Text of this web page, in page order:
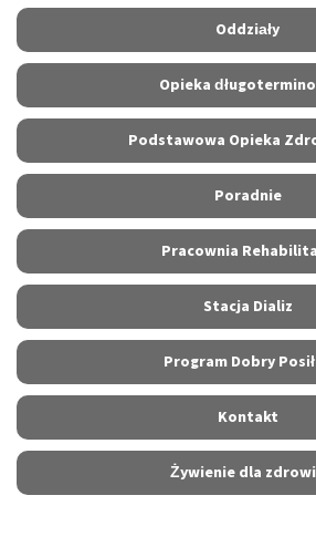
Oddziały
Opieka
Podstawowa Opieka
Poradnie
Pracownia
Stacja Dializ
Program Dobry
Kontakt
Żywienie dla